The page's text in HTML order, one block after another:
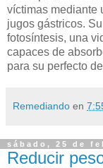
víctimas mediante
jugos gástricos.
fotosíntesis, una
capaces de
para su perfecto
Remediando en
sábado, 25 de
Reducir